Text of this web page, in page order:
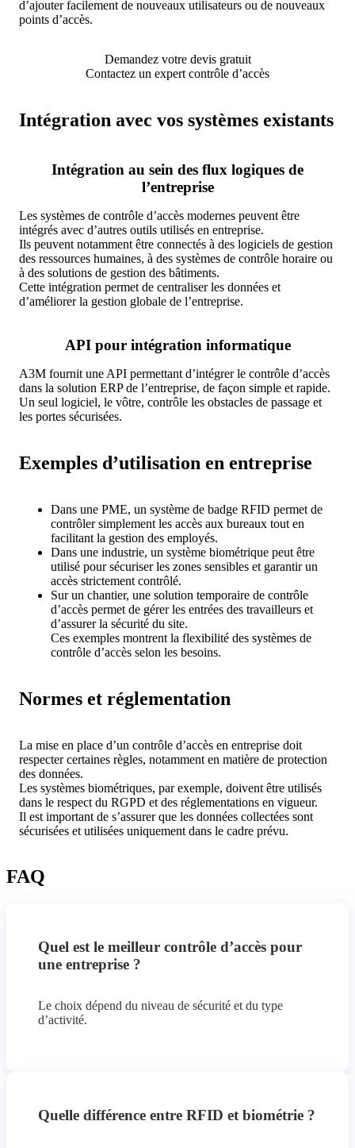
d’ajouter facilement de nouveaux utilisateurs ou de nouveaux
points d’accès.
Demandez votre devis gratuit
Contactez un expert contrôle d’accès
Intégration avec vos systèmes existants
Intégration au sein des flux logiques de
l’entreprise
Les systèmes de contrôle d’accès modernes peuvent être
intégrés avec d’autres outils utilisés en entreprise.
Ils peuvent notamment être connectés à des logiciels de gestion
des ressources humaines, à des systèmes de contrôle horaire ou
à des solutions de gestion des bâtiments.
Cette intégration permet de centraliser les données et
d’améliorer la gestion globale de l’entreprise.
API pour intégration informatique
A3M fournit une API permettant d’intégrer le contrôle d’accès
dans la solution ERP de l’entreprise, de façon simple et rapide.
Un seul logiciel, le vôtre, contrôle les obstacles de passage et
les portes sécurisées.
Exemples d’utilisation en entreprise
Dans une PME, un système de badge RFID permet de
contrôler simplement les accès aux bureaux tout en
facilitant la gestion des employés.
Dans une industrie, un système biométrique peut être
utilisé pour sécuriser les zones sensibles et garantir un
accès strictement contrôlé.
Sur un chantier, une solution temporaire de contrôle
d’accès permet de gérer les entrées des travailleurs et
d’assurer la sécurité du site.
Ces exemples montrent la flexibilité des systèmes de
contrôle d’accès selon les besoins.
Normes et réglementation
La mise en place d’un contrôle d’accès en entreprise doit
respecter certaines règles, notamment en matière de protection
des données.
Les systèmes biométriques, par exemple, doivent être utilisés
dans le respect du RGPD et des réglementations en vigueur.
Il est important de s’assurer que les données collectées sont
sécurisées et utilisées uniquement dans le cadre prévu.
FAQ
Quel est le meilleur contrôle d’accès pour
une entreprise ?
Le choix dépend du niveau de sécurité et du type
d’activité.
Quelle différence entre RFID et biométrie ?